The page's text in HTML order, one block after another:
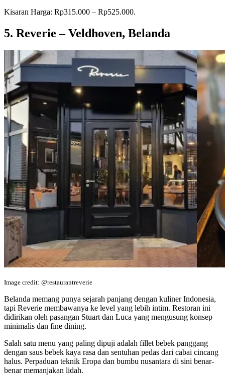
Kisaran Harga: Rp315.000 – Rp525.000.
5. Reverie – Veldhoven, Belanda
Image credit: @restaurantreverie
Belanda memang punya sejarah panjang dengan kuliner Indonesia,
tapi Reverie membawanya ke level yang lebih intim. Restoran ini
didirikan oleh pasangan Stuart dan Luca yang mengusung konsep
minimalis dan fine dining.
Salah satu menu yang paling dipuji adalah fillet bebek panggang
dengan saus bebek kaya rasa dan sentuhan pedas dari cabai cincang
halus. Perpaduan teknik Eropa dan bumbu nusantara di sini benar-
benar memanjakan lidah.